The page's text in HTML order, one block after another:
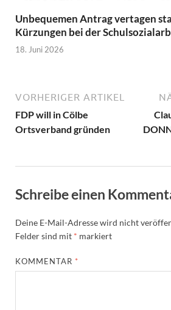
Unbequemen Antrag vertagen
Kürzungen bei der
18. Juni 2026
VORHERIGER ARTIKEL
FDP will in Cölbe
Ortsverband gründen
Schreibe einen
Deine E-Mail-Adresse wird nicht
Felder sind mit * markiert
KOMMENTAR *